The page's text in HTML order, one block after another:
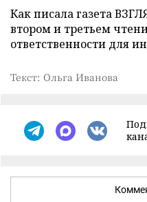
Как писала газета
втором и третьем
ответственности для
Текст: Ольга Иванова